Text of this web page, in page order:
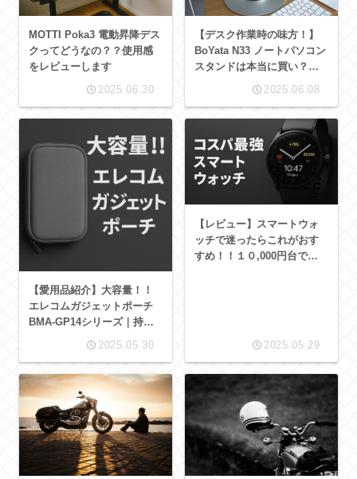
MOTTI Poka3 電動昇降デス
クってどうなの？？使用感
をレビューします
2025.06.30
【デスク作業時の味方！】
BoYata N33 ノートパソコン
スタンドは本当に買い？他
製品との比較も
2025.06.08
【愛用品紹介】大容量！！
エレコムガジェットポーチ
BMA-GP14シリーズ｜持ち
運びも整理整頓もこれ一つ
2025.05.30
【レビュー】スマートウォ
ッチで迷ったらこれがおす
すめ！！１０,000円台で買
2025.05.29